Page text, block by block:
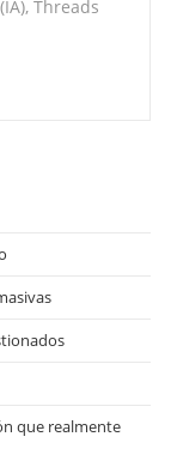
Threads
que realmente